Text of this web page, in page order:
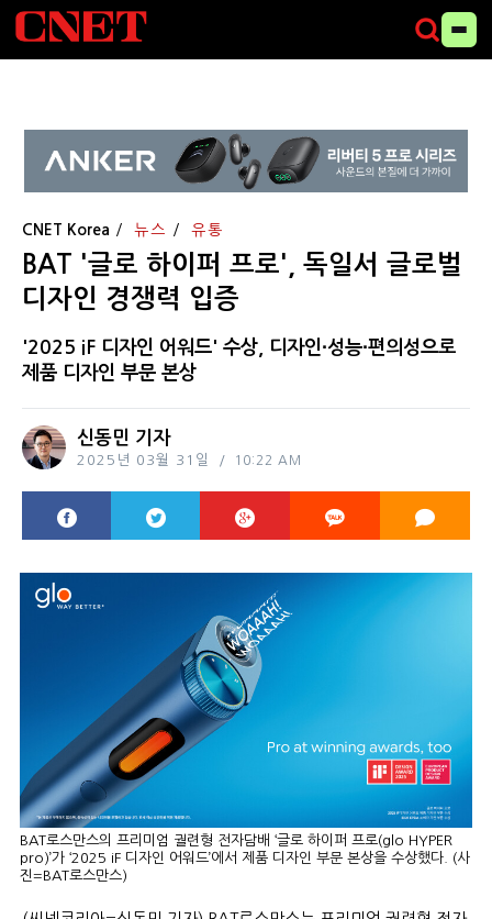
CNET Korea 뉴스 유통
BAT '글로 하이퍼 프로', 독일서 글로벌
디자인 경쟁력 입증
'2025 iF 디자인 어워드' 수상, 디자인∙성능∙편의성으로
제품 디자인 부문 본상
신동민 기자
2025년 03월 31일 10:22 AM
BAT로스만스의 프리미엄 궐련형 전자담배 ‘글로 하이퍼 프로(glo HYPER
pro)’가 ‘2025 iF 디자인 어워드’에서 제품 디자인 부문 본상을 수상했다. (사
진=BAT로스만스)